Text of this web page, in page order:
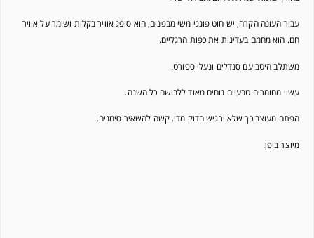
עבור העונה הקרה, יש חוט פונגי משי מבפנים, הוא סופג אוויר בקלות ושומר על אוויר
חם. הוא מחמם בעדינות את כפות הרגליים.
משתלב היטב עם סנדלים ונעלי ספורט.
עשוי מחומרים טבעיים נוחים מאוד ללבישה כל השנה.
הפתח מעוצב כך שלא ירגיש הדוק מדי. קשה להשאיר סימנים.
מיוצר ביפן.